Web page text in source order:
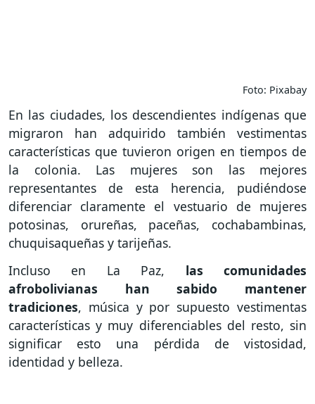
Foto: Pixabay
En las ciudades, los descendientes indígenas que
migraron han adquirido también vestimentas
características que tuvieron origen en tiempos de
la colonia. Las mujeres son las mejores
representantes de esta herencia, pudiéndose
diferenciar claramente el vestuario de mujeres
potosinas, orureñas, paceñas, cochabambinas,
chuquisaqueñas y tarijeñas.
Incluso en La Paz, las comunidades
afrobolivianas han sabido mantener
tradiciones, música y por supuesto vestimentas
características y muy diferenciables del resto, sin
significar esto una pérdida de vistosidad,
identidad y belleza.